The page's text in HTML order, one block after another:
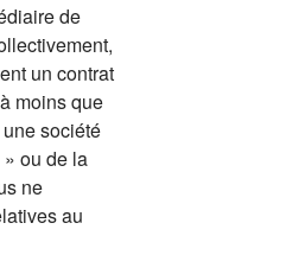
de
un contrat
moins que
société
ou de la
ne
au